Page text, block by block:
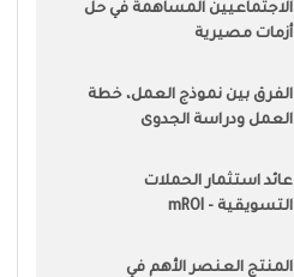
الاجتماعيين المساهمة في حل
أزمات مصيرية
الفرق بين نموذج العمل، خطة
العمل ودراسة الجدوى
عائد استثمار الحملات
التسويقية - mROI
المنتج العنصر الأهم في